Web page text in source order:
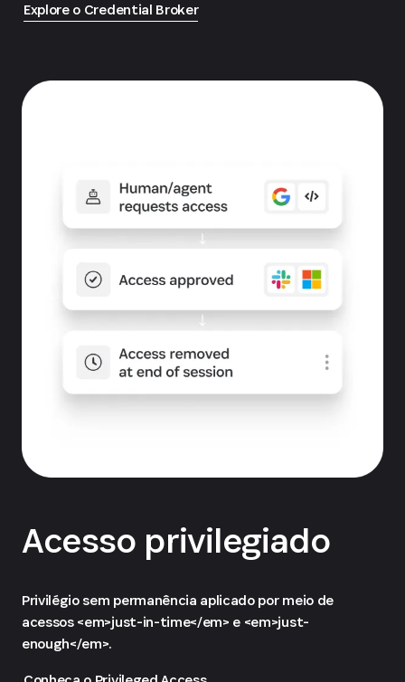
Explore o Credential Broker
Acesso privilegiado
Privilégio sem permanência aplicado por meio de
acessos <em>just-in-time</em> e <em>just-
enough</em>.